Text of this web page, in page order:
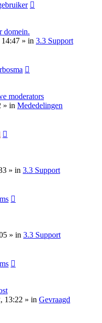
domein.
» in 3.3 Support
moderators
» in Mededelingen
» in 3.3 Support
» in 3.3 Support
13:22 » in Gevraagd